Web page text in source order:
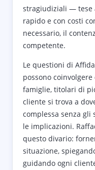
stragiudiziali — tese
rapido e con costi
necessario, il
competente.
Le questioni di
possono
famiglie, titolari di
cliente si trova a
complessa senza
le implicazioni.
questo divario:
situazione,
guidando ogni